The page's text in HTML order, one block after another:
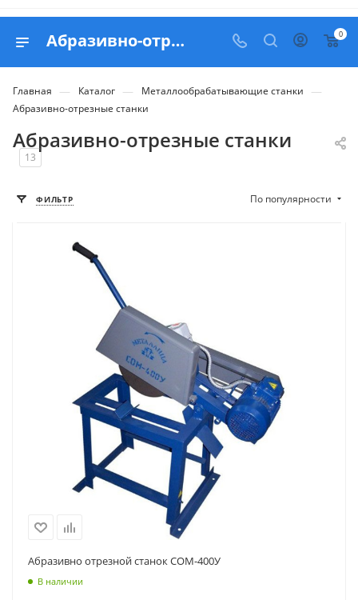
Абразивно-отрезные станки по металлу - купить в Москве с доставкой по РФ 0
Главная — Каталог — Металлообрабатывающие станки —
Абразивно-отрезные станки
Абразивно-отрезные станки
13
ФИЛЬТР По популярности
Абразивно отрезной станок СОМ-400У
В наличии